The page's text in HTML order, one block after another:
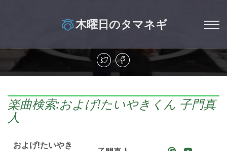
木曜日のタマネギ
楽曲検索:およげ!たいやきくん 子門真
人
およげ!たいやき